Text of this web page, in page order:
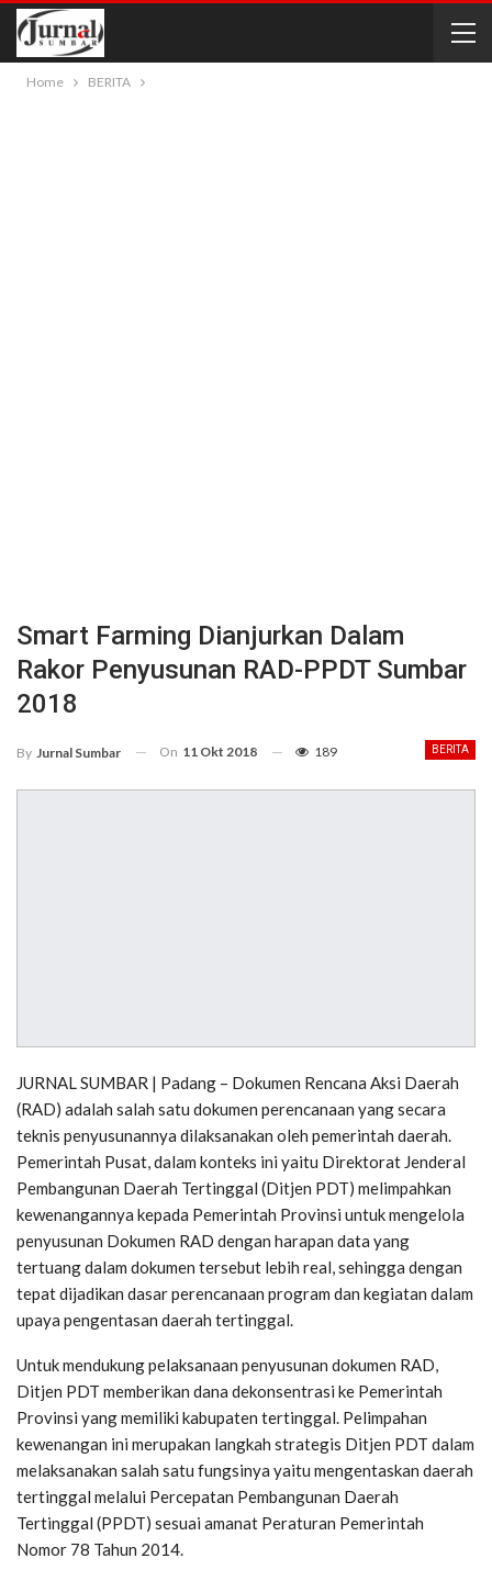
Home BERITA
Smart Farming Dianjurkan Dalam
Rakor Penyusunan RAD-PPDT Sumbar
2018
BERITA
By Jurnal Sumbar On 11 Okt 2018 189
JURNAL SUMBAR | Padang – Dokumen Rencana Aksi Daerah
(RAD) adalah salah satu dokumen perencanaan yang secara
teknis penyusunannya dilaksanakan oleh pemerintah daerah.
Pemerintah Pusat, dalam konteks ini yaitu Direktorat Jenderal
Pembangunan Daerah Tertinggal (Ditjen PDT) melimpahkan
kewenangannya kepada Pemerintah Provinsi untuk mengelola
penyusunan Dokumen RAD dengan harapan data yang
tertuang dalam dokumen tersebut lebih real, sehingga dengan
tepat dijadikan dasar perencanaan program dan kegiatan dalam
upaya pengentasan daerah tertinggal.
Untuk mendukung pelaksanaan penyusunan dokumen RAD,
Ditjen PDT memberikan dana dekonsentrasi ke Pemerintah
Provinsi yang memiliki kabupaten tertinggal. Pelimpahan
kewenangan ini merupakan langkah strategis Ditjen PDT dalam
melaksanakan salah satu fungsinya yaitu mengentaskan daerah
tertinggal melalui Percepatan Pembangunan Daerah
Tertinggal (PPDT) sesuai amanat Peraturan Pemerintah
Nomor 78 Tahun 2014.